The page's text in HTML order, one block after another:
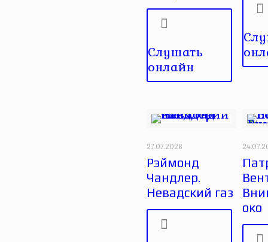
Слушать
онлайн
27.07.2026
Рэймонд
Чандлер.
Невадский газ
око